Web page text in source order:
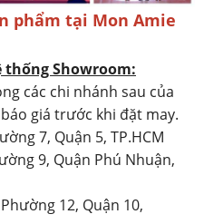
phẩm tại Mon Amie
Showroom:
các chi nhánh sau của
giá trước khi đặt may.
7, Quận 5, TP.HCM
9, Quận Phú Nhuận,
12, Quận 10,